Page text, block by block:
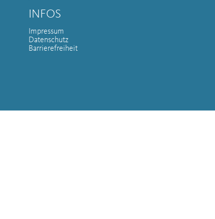
INFOS
Impressum
Datenschutz
Barrierefreiheit